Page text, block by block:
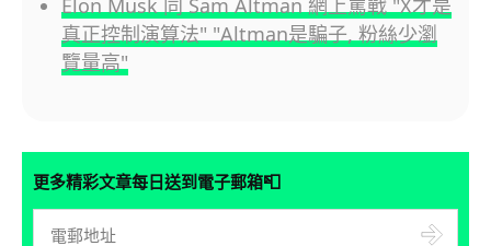
Elon Musk 同 Sam Altman 網上罵戰 "X才是
真正控制演算法" "Altman是騙子, 粉絲少瀏
覽量高"
更多精彩文章每日送到電子郵箱📮